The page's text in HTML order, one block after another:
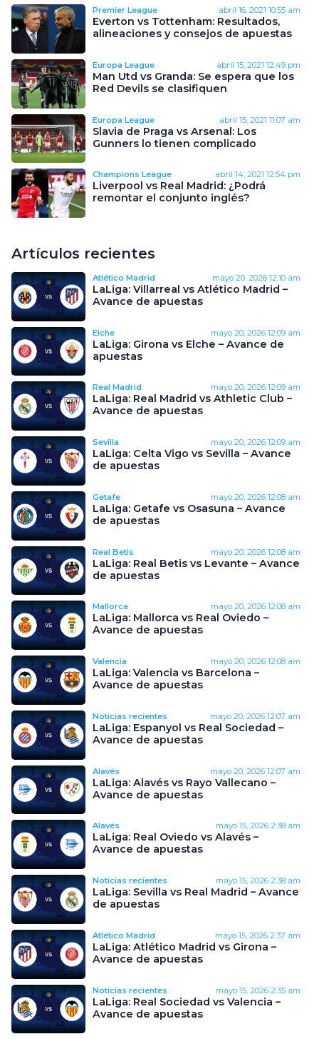
Premier League abril 16, 2021 10:55 am
Everton vs Tottenham: Resultados,
alineaciones y consejos de apuestas
Europa League abril 15, 2021 12:49 pm
Man Utd vs Granda: Se espera que los
Red Devils se clasifiquen
Europa League abril 15, 2021 11:07 am
Slavia de Praga vs Arsenal: Los
Gunners lo tienen complicado
Champions League abril 14, 2021 12:54 pm
Liverpool vs Real Madrid: ¿Podrá
remontar el conjunto inglés?
Artículos recientes
Atlético Madrid mayo 20, 2026 12:10 am
LaLiga: Villarreal vs Atlético Madrid –
Avance de apuestas
Elche mayo 20, 2026 12:09 am
LaLiga: Girona vs Elche – Avance de
apuestas
Real Madrid mayo 20, 2026 12:09 am
LaLiga: Real Madrid vs Athletic Club –
Avance de apuestas
Sevilla mayo 20, 2026 12:09 am
LaLiga: Celta Vigo vs Sevilla – Avance
de apuestas
Getafe mayo 20, 2026 12:08 am
LaLiga: Getafe vs Osasuna – Avance
de apuestas
Real Betis mayo 20, 2026 12:08 am
LaLiga: Real Betis vs Levante – Avance
de apuestas
Mallorca mayo 20, 2026 12:08 am
LaLiga: Mallorca vs Real Oviedo –
Avance de apuestas
Valencia mayo 20, 2026 12:08 am
LaLiga: Valencia vs Barcelona –
Avance de apuestas
Noticias recientes mayo 20, 2026 12:07 am
LaLiga: Espanyol vs Real Sociedad –
Avance de apuestas
Alavés mayo 20, 2026 12:07 am
LaLiga: Alavés vs Rayo Vallecano –
Avance de apuestas
Alavés mayo 15, 2026 2:38 am
LaLiga: Real Oviedo vs Alavés –
Avance de apuestas
Noticias recientes mayo 15, 2026 2:38 am
LaLiga: Sevilla vs Real Madrid – Avance
de apuestas
Atlético Madrid mayo 15, 2026 2:37 am
LaLiga: Atlético Madrid vs Girona –
Avance de apuestas
Noticias recientes mayo 15, 2026 2:35 am
LaLiga: Real Sociedad vs Valencia –
Avance de apuestas